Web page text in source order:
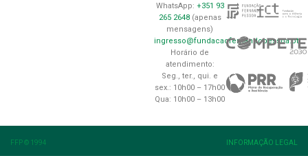
WhatsApp: +351 93
265 2648(apenas
mensagens)
ingresso@fundacaofernandopessoa.pt
Horário de
atendimento:
Seg., ter., qui. e
sex.: 10h00 – 17h00
Qua: 10h00 – 13h00
FFP © 1994 INFORMAÇÃO LEGAL